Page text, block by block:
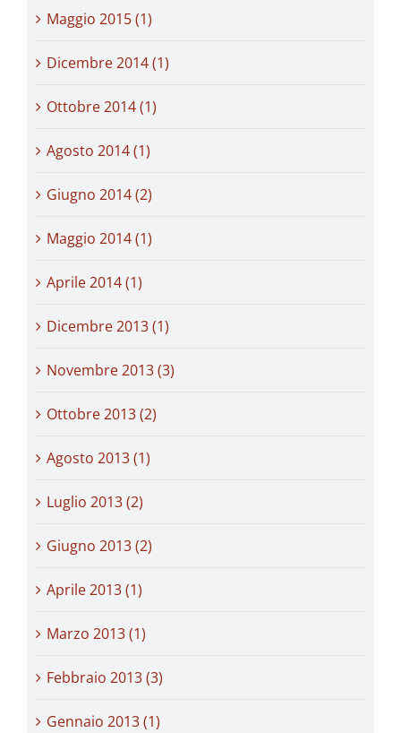
Maggio 2015 (1)
Dicembre 2014 (1)
Ottobre 2014 (1)
Agosto 2014 (1)
Giugno 2014 (2)
Maggio 2014 (1)
Aprile 2014 (1)
Dicembre 2013 (1)
Novembre 2013 (3)
Ottobre 2013 (2)
Agosto 2013 (1)
Luglio 2013 (2)
Giugno 2013 (2)
Aprile 2013 (1)
Marzo 2013 (1)
Febbraio 2013 (3)
Gennaio 2013 (1)